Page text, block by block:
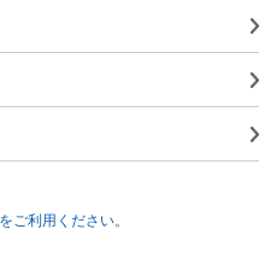
ご利用ください。